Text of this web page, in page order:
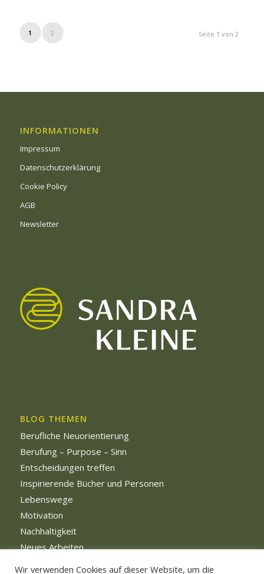
Seite 1 von 2
1 2
INFORMATIONEN
Impressum
Datenschutzerklärung
Cookie Policy
AGB
Newsletter
BLOG THEMEN
Berufliche Neuorientierung
Berufung – Purpose – Sinn
Entscheidungen treffen
Inspirierende Bücher und Personen
Lebenswege
Motivation
Nachhaltigkeit
Neues Arbeiten
Wir verwenden Cookies auf dieser Website, um die